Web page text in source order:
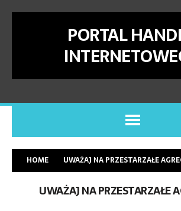
PORTAL
HOME UWAŻAJ NA PRZESTARZAŁE
UWAŻAJ NA PRZESTARZAŁE